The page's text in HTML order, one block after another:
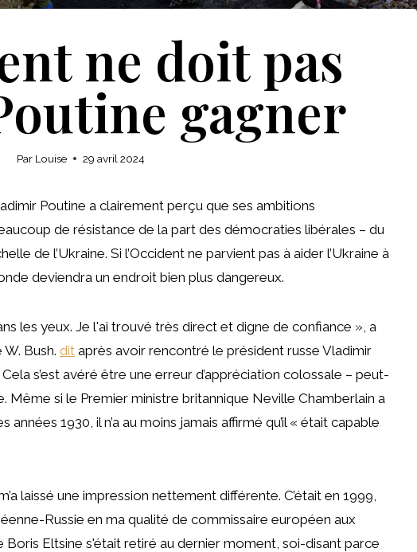
ne doit pas
gagner
Par Louise 29 avril 2024
Poutine a clairement perçu que ses ambitions
de résistance de la part des démocraties libérales – du
de l’Ukraine. Si l’Occident ne parvient pas à aider l’Ukraine à
deviendra un endroit bien plus dangereux.
les yeux. Je l'ai trouvé très direct et digne de confiance », a
Bush. dit après avoir rencontré le président russe Vladimir
s’est avéré être une erreur d’appréciation colossale – peut-
Même si le Premier ministre britannique Neville Chamberlain a
1930, il n’a au moins jamais affirmé qu’il « était capable
laissé une impression nettement différente. C’était en 1999,
Russie en ma qualité de commissaire européen aux
Boris Eltsine s'était retiré au dernier moment, soi-disant parce